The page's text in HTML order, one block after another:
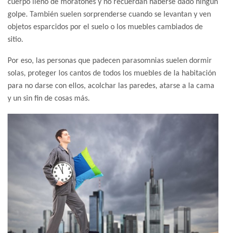
cuerpo lleno de moratones y no recuerdan haberse dado ningún
golpe. También suelen sorprenderse cuando se levantan y ven
objetos esparcidos por el suelo o los muebles cambiados de
sitio.
Por eso, las personas que padecen parasomnias suelen dormir
solas, proteger los cantos de todos los muebles de la habitación
para no darse con ellos, acolchar las paredes, atarse a la cama
y un sin fin de cosas más.